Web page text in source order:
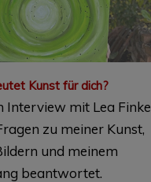
Kunst für dich?
Interview mit Lea Finke
zu meiner Kunst,
und meinem
beantwortet.